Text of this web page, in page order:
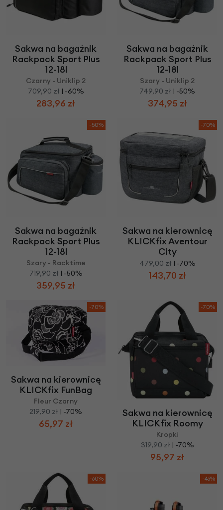
Sakwa na bagażnik
Rackpack Sport Plus
12-18l
Czarny - Uniklip 2
709,90 zł | -60%
283,96 zł
Sakwa na bagażnik
Rackpack Sport Plus
12-18l
Szary - Uniklip 2
749,90 zł | -50%
374,95 zł
-50%
Sakwa na bagażnik
Rackpack Sport Plus
12-18l
Szary - Racktime
719,90 zł | -50%
359,95 zł
-70%
Sakwa na kierownicę
KLICKfix Aventour
City
479,00 zł | -70%
143,70 zł
-70%
Sakwa na kierownicę
KLICKfix FunBag
Fleur Czarny
219,90 zł | -70%
65,97 zł
-70%
Sakwa na kierownicę
KLICKfix Roomy
Kropki
319,90 zł | -70%
95,97 zł
-60% -46%